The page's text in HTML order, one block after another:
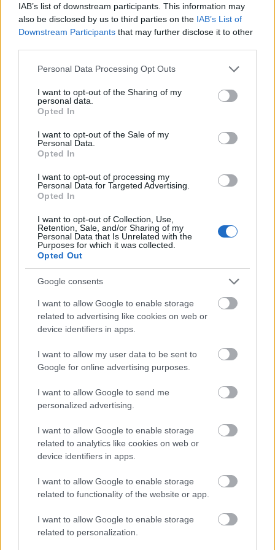
IAB’s list of downstream participants. This information may
also be disclosed by us to third parties on the IAB’s List of
Downstream Participants that may further disclose it to other
Please note that this website/app uses one or more Google
not limited to your visit or usage behaviour. You may click to
grant or deny consent to Google and its third-party tags to
use your data for below specified purposes in below Google
consent section.
Personal Data Processing Opt Outs
I want to opt-out of the Sharing of my
personal data.
Opted In
I want to opt-out of the Sale of my
Personal Data.
Opted In
I want to opt-out of processing my
Personal Data for Targeted Advertising.
Opted In
I want to opt-out of Collection, Use,
Retention, Sale, and/or Sharing of my
Personal Data that Is Unrelated with the
Purposes for which it was collected.
Opted Out
Google consents
I want to allow Google to enable storage
related to advertising like cookies on web or
device identifiers in apps.
I want to allow my user data to be sent to
Google for online advertising purposes.
I want to allow Google to send me
personalized advertising.
I want to allow Google to enable storage
related to analytics like cookies on web or
device identifiers in apps.
I want to allow Google to enable storage
related to functionality of the website or app.
I want to allow Google to enable storage
related to personalization.
Meghan és Harry azóta visszatértek a kapcsolatuk
alakulása szempontból meghatározó helyszínre, de
Markle újra is alkotta azt 2019-ben a herceg
születésnapján - egészen pontosan a kertjükben
elevenítette fel a romantikus kempingezés
„Nagyon fontos nekik ez a hely –
különösen Harry hercegnek –, és Meghan ezt akarta
felidézni a születésnapján. Sátrat állítottak,
újraalkották Botswanát, ahol egymásba szerettek.”
idézte fel egy forrás
Meghan Markle a félelmeiről beszélt,
így segít a fiataloknak
Csendben, de annál
boldogabban
Mióta 2020-ban a pár maga mögött hagyta a királyi
családot és az ezzel járó kötelezettségeiket,
számos helyen megfordultak, mire megtalálták a
egyes források szerint Meghan Markle itt is kapott a
szomszédoktól egynem túl hízelgő gúnynevet